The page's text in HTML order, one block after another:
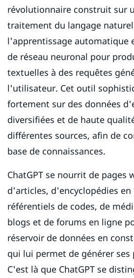
révolutionnaire construit sur
traitement du langage
l'apprentissage automatique
de réseau neuronal pour
textuelles à des requêtes
l'utilisateur. Cet outil
fortement sur des données
diversifiées et de haute
différentes sources, afin de
base de connaissances.
ChatGPT se nourrit de pages
d'articles, d'encyclopédies en
référentiels de codes, de
blogs et de forums en ligne
réservoir de données en
qui lui permet de générer ses
C'est là que ChatGPT se